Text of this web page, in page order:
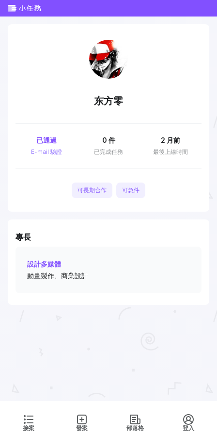
接案 發案 部落格 登入
东方零
E-mail 驗證
已通過
已完成任務
0 件
最後上線時間
2 月前
可長期合作 可急件
專長
設計多媒體
動畫製作、商業設計